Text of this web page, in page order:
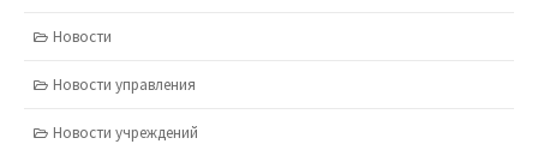
Новости
Новости управления
Новости учреждений